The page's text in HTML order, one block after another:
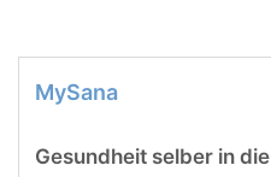
MySana
Gesundheit selber in